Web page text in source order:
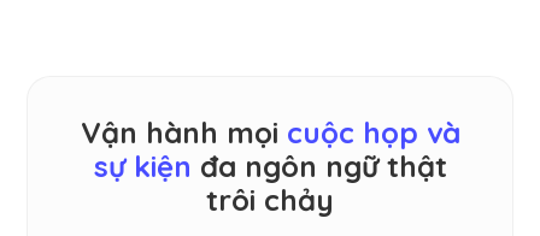
Vận hành mọi cuộc họp và
sự kiện đa ngôn ngữ thật
trôi chảy